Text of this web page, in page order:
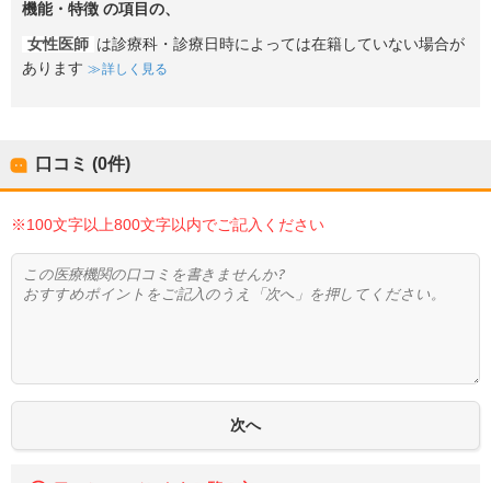
機能・特徴 の項目の、
女性医師 は診療科・診療日時によっては在籍していない場合が
あります
詳しく見る
口コミ (0件)
※100文字以上800文字以内でご記入ください